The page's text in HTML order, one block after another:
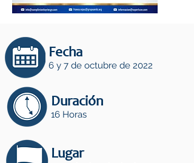
Fecha
6 y 7 de octubre de 2022
Duración
16 Horas
Lugar